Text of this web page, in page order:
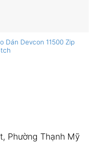
Dán Devcon 11500 Zip
Phường Thạnh Mỹ